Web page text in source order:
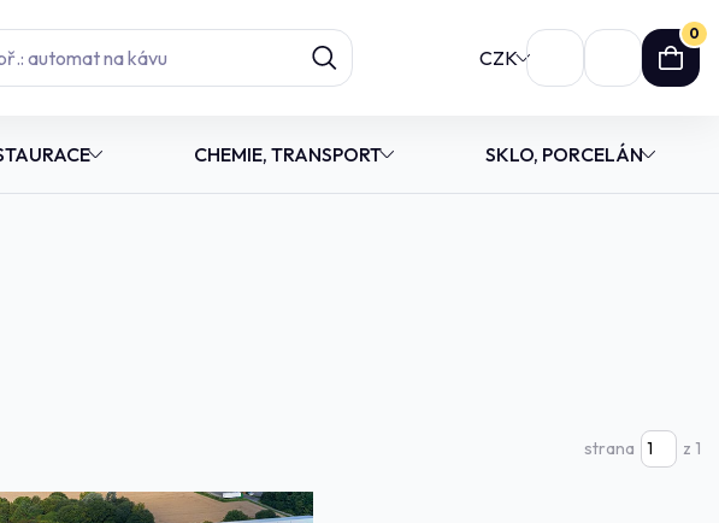
CZK
0
CHEMIE, TRANSPORT SKLO, PORCELÁN
strana z 1